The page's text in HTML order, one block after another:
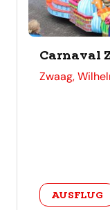
Carnaval
adres
Zwaag,
categorie
AUSFLUG